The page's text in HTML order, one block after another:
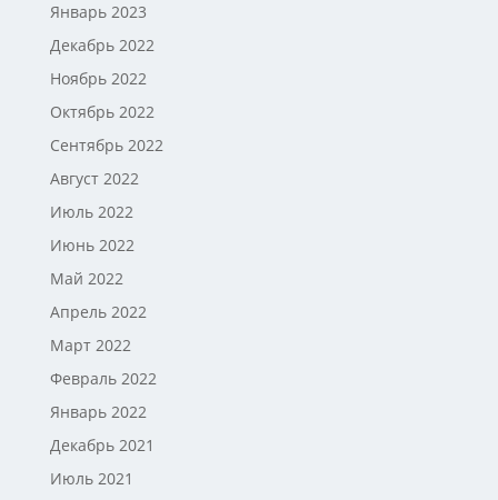
Январь 2023
Декабрь 2022
Ноябрь 2022
Октябрь 2022
Сентябрь 2022
Август 2022
Июль 2022
Июнь 2022
Май 2022
Апрель 2022
Март 2022
Февраль 2022
Январь 2022
Декабрь 2021
Июль 2021